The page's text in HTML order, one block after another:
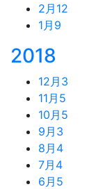
2月 12
1月 9
2018
12月 3
11月 5
10月 5
9月 3
8月 4
7月 4
6月 5